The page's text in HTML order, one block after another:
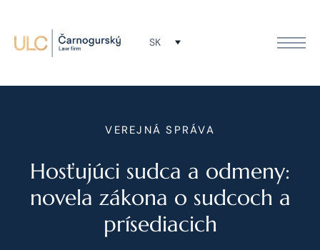
SK
VEREJNÁ SPRÁVA
Hosťujúci sudca a odmeny:
novela zákona o sudcoch a
prísediacich